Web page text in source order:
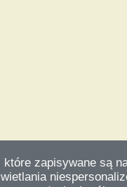
zapisywane są